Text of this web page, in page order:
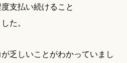
支払い続けること
た。
乏しいことがわかっていまし